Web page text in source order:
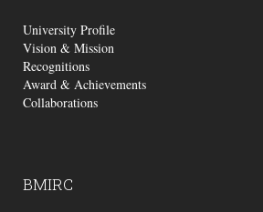
University Profile
Vision & Mission
Recognitions
Award & Achievements
Collaborations
BMIRC